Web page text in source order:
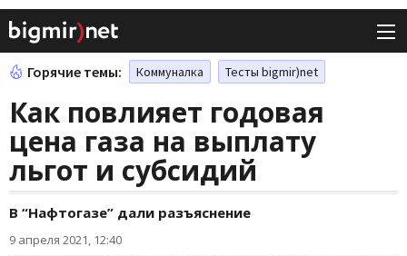
Горячие темы: Коммуналка Тесты bigmir)net
Как повлияет годовая
цена газа на выплату
льгот и субсидий
В “Нафтогазе” дали разъяснение
9 апреля 2021, 12:40